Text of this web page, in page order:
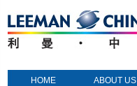
HOME ABOUT US